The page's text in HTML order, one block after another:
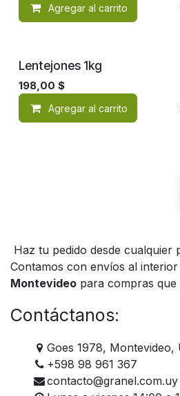
Agregar al carrito
Lentejones 1kg
198,00 $
Agregar al carrito
Haz tu pedido desde cualquier
Contamos con envíos al
Montevideo para compras
Contáctanos:
Goes 1978, Montevideo,
+598 98 961 367
contacto@granel.com.uy